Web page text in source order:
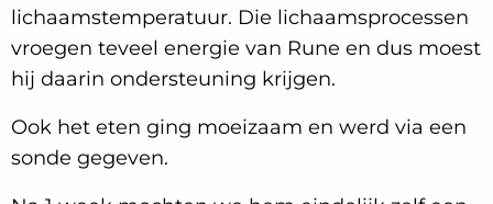
lichaamstemperatuur. Die lichaamsprocessen
vroegen teveel energie van Rune en dus moest
hij daarin ondersteuning krijgen.
Ook het eten ging moeizaam en werd via een
sonde gegeven.